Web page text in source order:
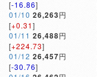
[-16.86]
01/10 26,263円
[+0.31]
01/11 26,488円
[+224.73]
01/12 26,457円
[-30.76]